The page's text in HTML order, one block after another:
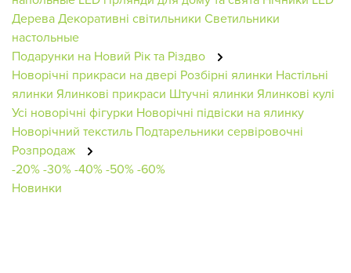
ДереваДекоративні світильники Светильники
настольные
Подарунки на Новий Рік та Різдво
Новорічні прикраси на двері Розбірні ялинки Настільні
ялинки Ялинкові прикраси Штучні ялинки Ялинкові кулі
Усі новорічні фігурки Новорічні підвіски на ялинку
Новорічний текстиль Подтарельники сервіровочні
Розпродаж
-20%-30%-40%-50%-60%
Новинки